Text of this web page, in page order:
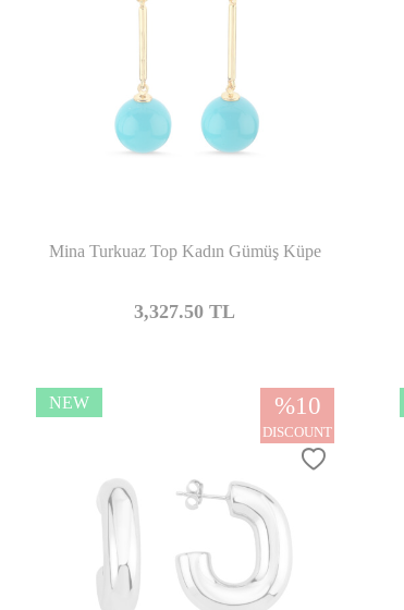
Mina Turkuaz Top Kadın Gümüş Küpe
3,327.50 TL
NEW %10
DISCOUNT